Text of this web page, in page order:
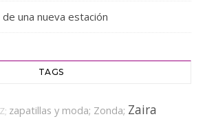
una nueva estación
TAGS
zapatillas y moda; Zonda; Zaira